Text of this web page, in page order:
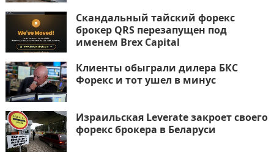
Скандальный тайский форекс
брокер QRS перезапущен под
именем Brex Capital
Клиенты обыграли дилера БКС
Форекс и тот ушел в минус
Израильская Leverate закроет своего
форекс брокера в Беларуси